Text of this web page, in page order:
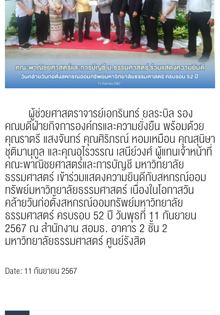
ผู้ช่วยศาสตราจารย์เอกรินทร์ ยลระบิล รอง
คณบดีฝ่ายกิจการองค์กรและความยั่งยืน พร้อมด้วย
คุณราตรี แสงจันทร์ คุณศิริภรณ์ หอมเหมือน คุณสุนิษา
ชุติมานุกูล และคุณอุไรวรรณ เสนีย์วงศ์ ผู้แทนเจ้าหน้าที่
คณะพาณิชยศาสตร์และการบัญชี มหาวิทยาลัย
ธรรมศาสตร์ เข้าร่วมแสดงความยินดีกับสหกรณ์ออม
ทรัพย์มหาวิทยาลัยธรรมศาสตร์ เนื่องในโอกาสวัน
คล้ายวันก่อตั้งสหกรณ์ออมทรัพย์มหาวิทยาลัย
ธรรมศาสตร์ ครบรอบ 52 ปี วันพุธที่ 11 กันยายน
2567 ณ สำนักงาน สอมธ. อาคาร 2 ชั้น 2
มหาวิทยาลัยธรรมศาสตร์ ศูนย์รังสิต
Date: 11 กันยายน 2567